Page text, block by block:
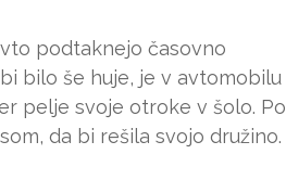
podtaknejo časovno
bilo še huje, je v avtomobilu
pelje svoje otroke v šolo. Po
da bi rešila svojo družino.